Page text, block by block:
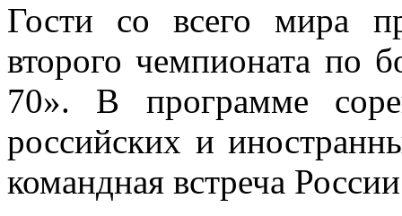
Гости со всего мира
второго чемпионата по
70». В программе
российских и
командная встреча